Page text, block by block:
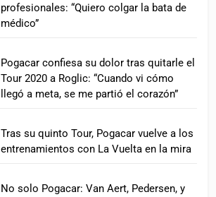
profesionales: “Quiero colgar la bata de
médico”
Pogacar confiesa su dolor tras quitarle el
Tour 2020 a Roglic: “Cuando vi cómo
llegó a meta, se me partió el corazón”
Tras su quinto Tour, Pogacar vuelve a los
entrenamientos con La Vuelta en la mira
No solo Pogacar: Van Aert, Pedersen, y